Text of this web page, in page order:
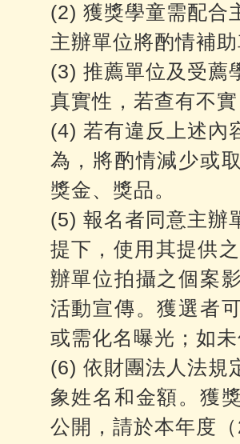
(2) 獲獎學童需配合
主辦單位將酌情補
(3) 推薦單位及受薦
真實性，若查有不
(4) 若有違反上述內
為，將酌情減少或
獎金、獎品。
(5) 報名者同意主辦
提下，使用其提供
辦單位拍攝之個案
活動宣傳。獲選者
或需化名曝光；如
(6) 依財團法人法規
象姓名和金額。獲
公開，請於本年度